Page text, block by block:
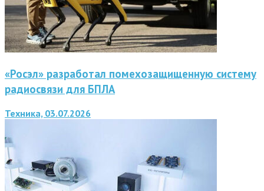
«Росэл» разработал помехозащищенную систему
радиосвязи для БПЛА
Техника, 03.07.2026